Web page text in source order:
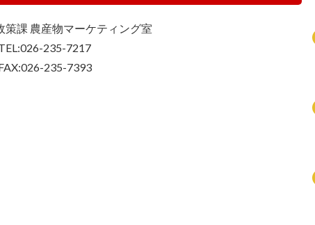
策課 農産物マーケティング室
235-7217
235-7393